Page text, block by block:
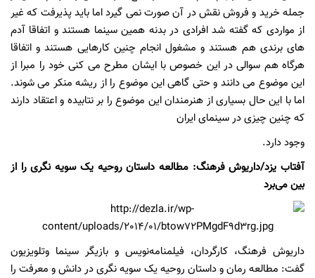
جمله خرید و فروش نقش در آن صورت نمی گیرد اما باید پذیرفت که غیر
از مواردی که گفته شد افرادی در بدنه همین سینما هستند و اتفاقا آدم
های برندی هم هستند و مشغول انجام چنین کارهایی هستند و اتفاقا
هرگاه هم سوالی در این خصوص با ایشان مطرح می کنی خود را مبرا از
این موضوع می دانند و حتی گاهی این موضوع را از ریشه منکر می شوند.
اما با این حال بسیاری از هنرمندان این موضوع را بر نتابیده و اعتقاد دارند
که چنین چیزی در سینمای ایران
وجود دارد.
آفتاب یزد/داریوش فرهنگ: مطالعه داستان روحیه یک سویه ‌نگری را از
بین می‌برد
داریوش فرهنگ، کارگردان، فیلمنامه‌نویس و بازیگر سینما وتلویزیون
گفت: مطالعه رمان و داستان روحیه یک سویه نگری در دانش و معرفت را